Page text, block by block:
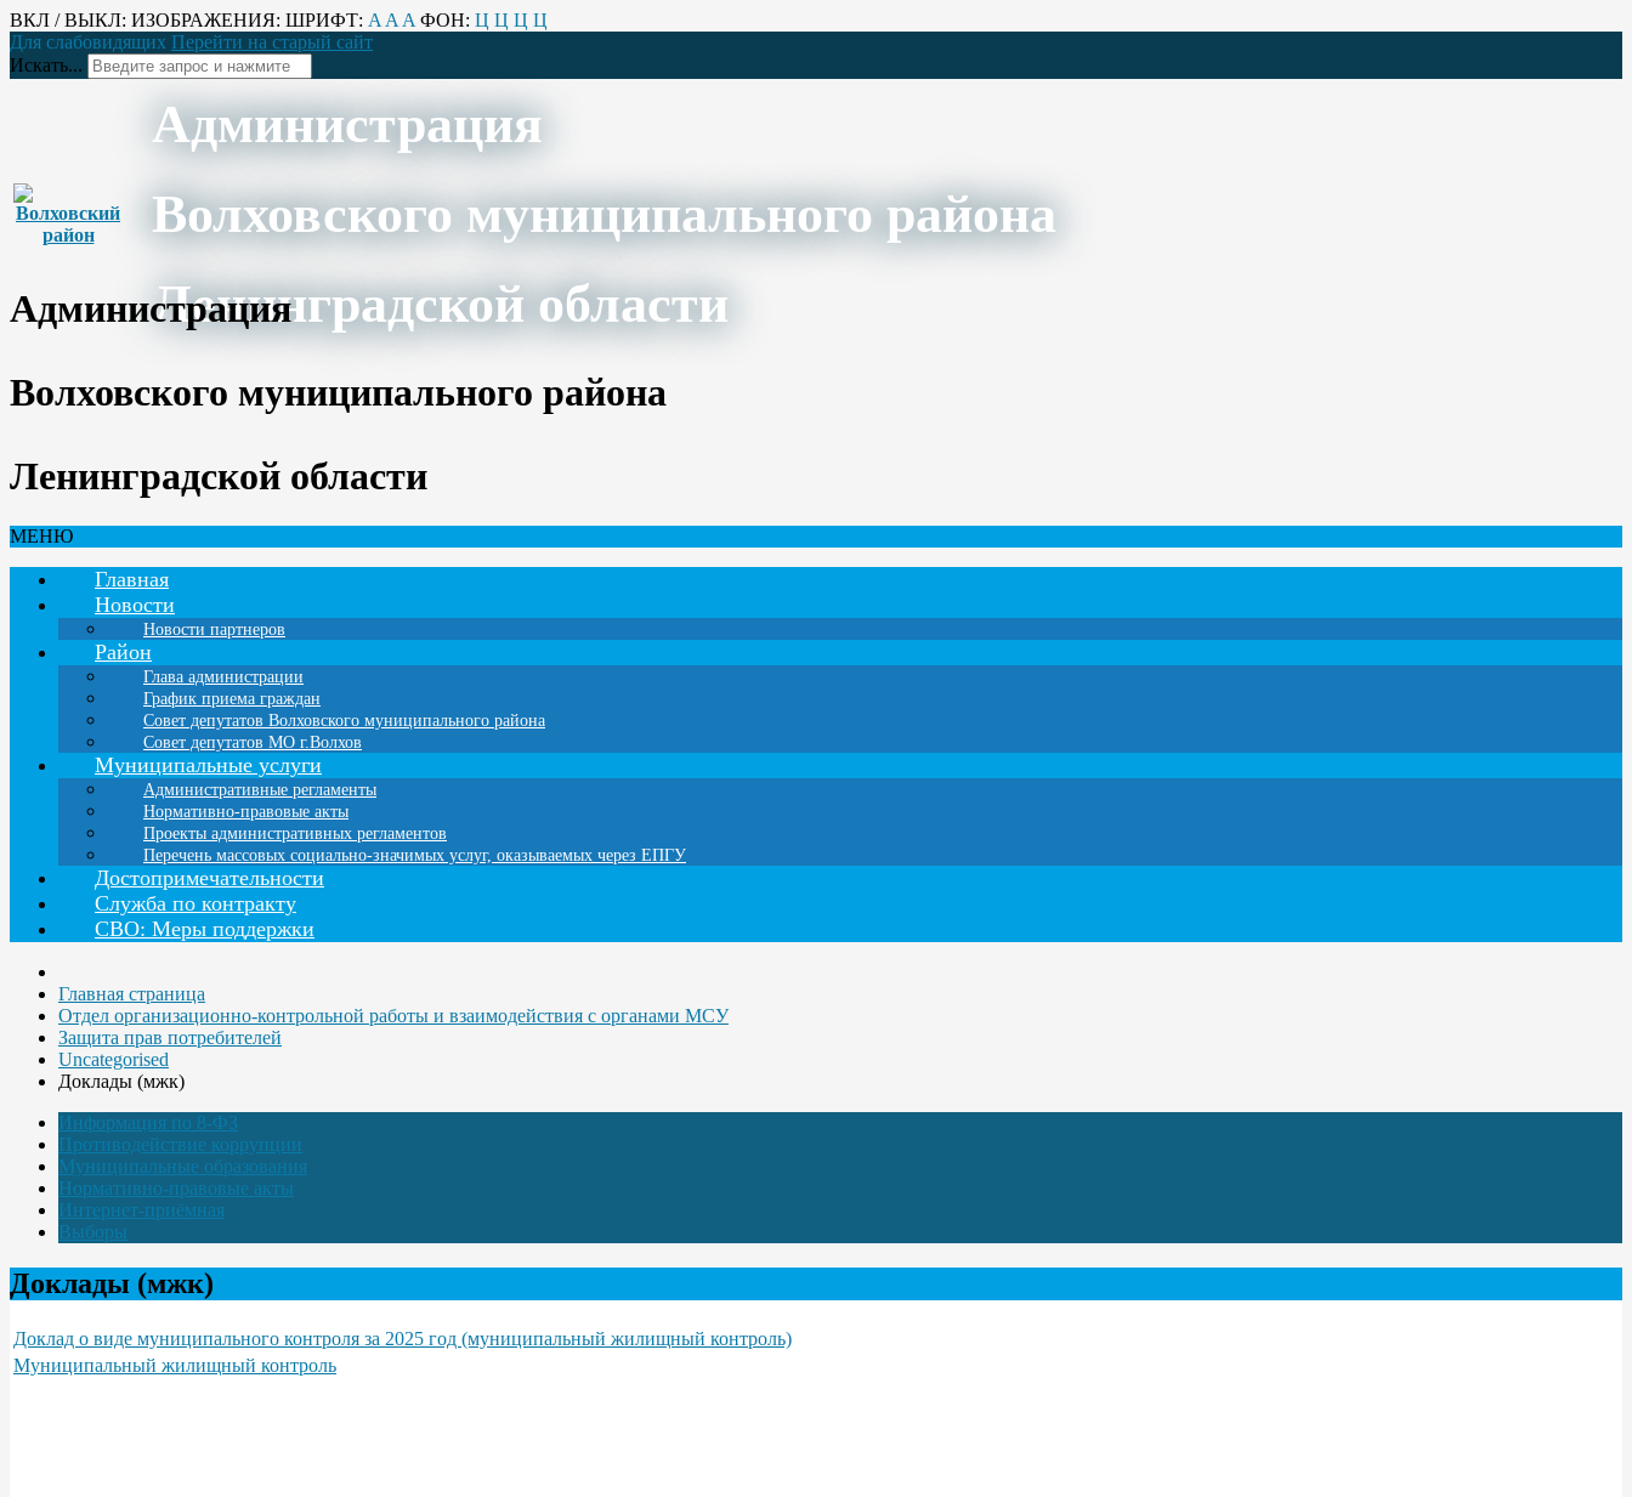
ВКЛ / ВЫКЛ: ИЗОБРАЖЕНИЯ: ШРИФТ: A A A ФОН: Ц Ц Ц Ц
Для слабовидящих Перейти на старый сайт
Искать...
Администрация
Волховского муниципального района
Ленинградской области
Администрация
Волховского муниципального района
Ленинградской области
МЕНЮ
Главная
Новости
Новости партнеров
Район
Глава администрации
График приема граждан
Совет депутатов Волховского муниципального района
Совет депутатов МО г.Волхов
Муниципальные услуги
Административные регламенты
Нормативно-правовые акты
Проекты административных регламентов
Перечень массовых социально-значимых услуг, оказываемых через ЕПГУ
Достопримечательности
Служба по контракту
СВО: Меры поддержки
Главная страница
Отдел организационно-контрольной работы и взаимодействия с органами МСУ
Защита прав потребителей
Uncategorised
Доклады (мжк)
Информация по 8-ФЗ
Противодействие коррупции
Муниципальные образования
Нормативно-правовые акты
Интернет-приёмная
Выборы
Доклады (мжк)
Доклад о виде муниципального контроля за 2025 год (муниципальный жилищный контроль)
Муниципальный жилищный контроль